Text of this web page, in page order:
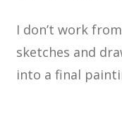
I don’t work
sketches and
into a final